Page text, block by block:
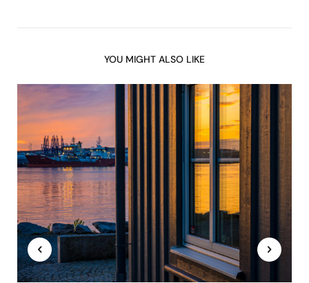
YOU MIGHT ALSO LIKE